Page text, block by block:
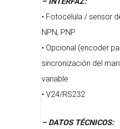
• Fotocélula / sensor
NPN, PNP
• Opcional (encoder
sincronización del
variable
• V24/RS232
– DATOS TÉCNICOS: